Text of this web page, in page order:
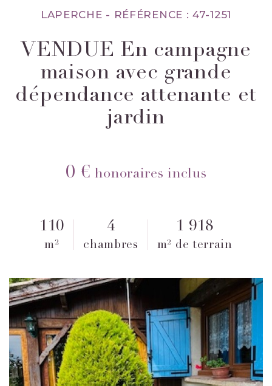
LAPERCHE - RÉFÉRENCE : 47-1251
VENDUE En campagne
maison avec grande
dépendance attenante et
jardin
0 € honoraires inclus
110
m²
4
chambres
1 918
m² de terrain